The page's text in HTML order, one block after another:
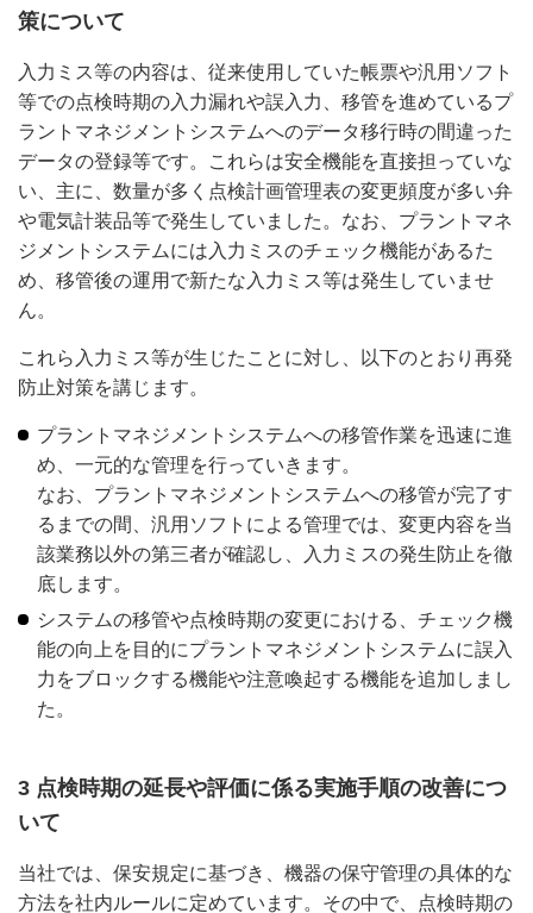
策について
入力ミス等の内容は、従来使用していた帳票や汎用ソフト
等での点検時期の入力漏れや誤入力、移管を進めているプ
ラントマネジメントシステムへのデータ移行時の間違った
データの登録等です。これらは安全機能を直接担っていな
い、主に、数量が多く点検計画管理表の変更頻度が多い弁
や電気計装品等で発生していました。なお、プラントマネ
ジメントシステムには入力ミスのチェック機能があるた
め、移管後の運用で新たな入力ミス等は発生していませ
ん。
これら入力ミス等が生じたことに対し、以下のとおり再発
防止対策を講じます。
プラントマネジメントシステムへの移管作業を迅速に進
め、一元的な管理を行っていきます。
なお、プラントマネジメントシステムへの移管が完了す
るまでの間、汎用ソフトによる管理では、変更内容を当
該業務以外の第三者が確認し、入力ミスの発生防止を徹
底します。
システムの移管や点検時期の変更における、チェック機
能の向上を目的にプラントマネジメントシステムに誤入
力をブロックする機能や注意喚起する機能を追加しまし
た。
3 点検時期の延長や評価に係る実施手順の改善につ
いて
当社では、保安規定に基づき、機器の保守管理の具体的な
方法を社内ルールに定めています。その中で、点検時期の